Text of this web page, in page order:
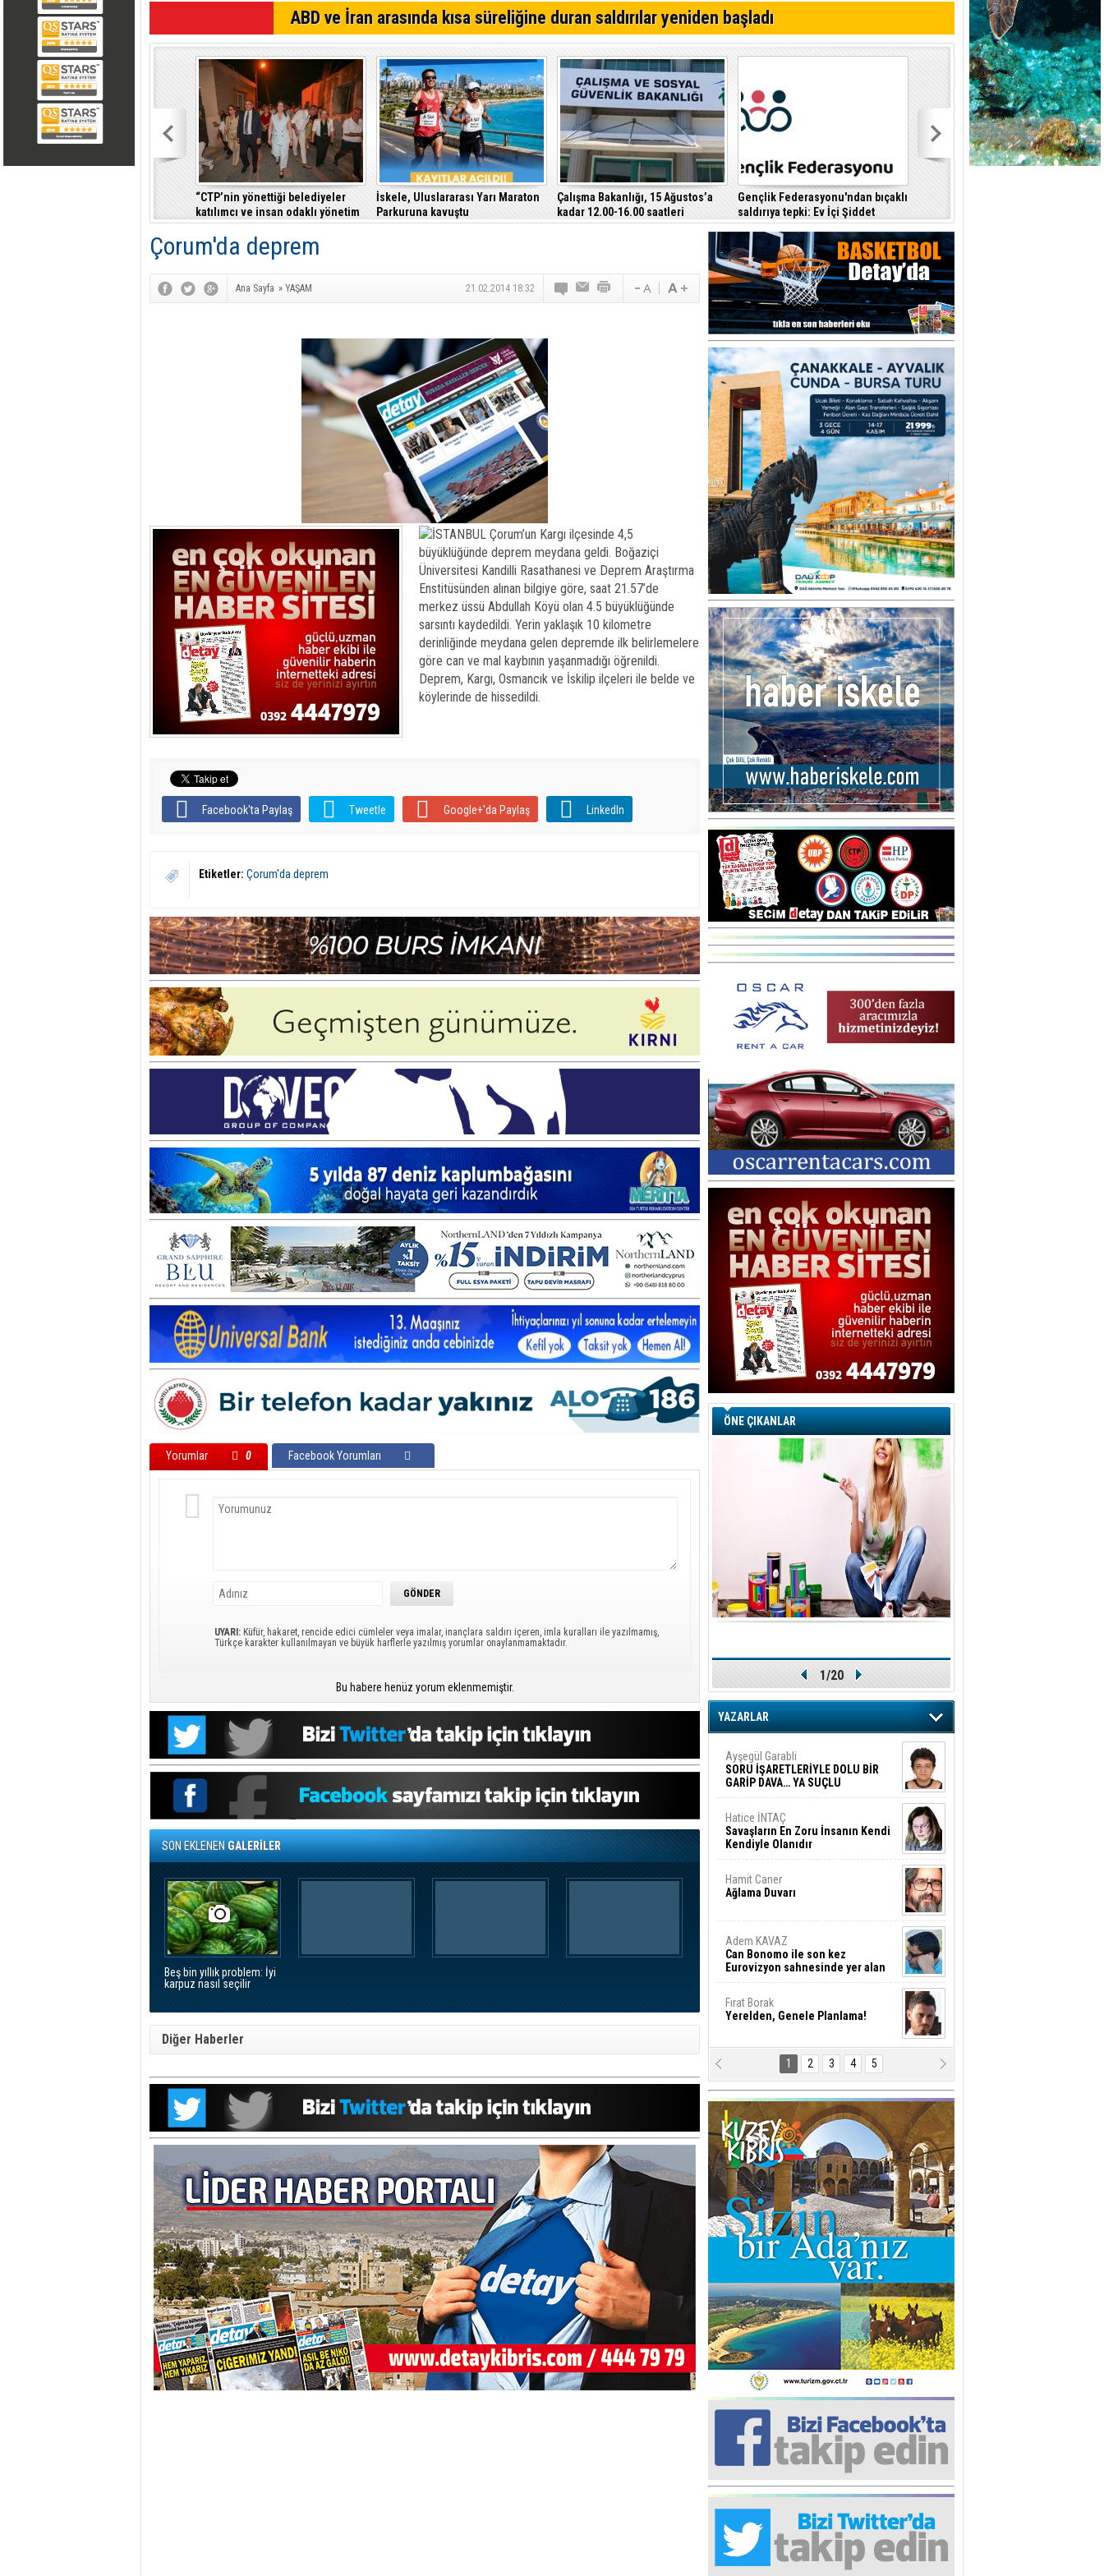
64. Geleneksel Mehmetçik Üzüm Festivali başladı
Özersay, DAÜ-SEN yetkilileriyle bir araya geldi
ABD ve İran arasında kısa süreliğine duran saldırılar yeniden başladı
“CTP’nin yönettiği belediyeler
katılımcı ve insan odaklı yönetim
anlayışıyla fark yaratıyor”
İskele, Uluslararası Yarı Maraton
Parkuruna kavuştu
Çalışma Bakanlığı, 15 Ağustos’a
kadar 12.00-16.00 saatleri
arasında güneş altında çalışmayı
Gençlik Federasyonu'ndan bıçaklı
saldırıya tepki: Ev İçi Şiddet
Yasası hayata geçirilmeli
Çorum'da deprem
Ana Sayfa » YAŞAM 21.02.2014 18:32
İSTANBUL Çorum’un Kargı ilçesinde 4,5
büyüklüğünde deprem meydana geldi. Boğaziçi
Üniversitesi Kandilli Rasathanesi ve Deprem Araştırma
Enstitüsünden alınan bilgiye göre, saat 21.57’de
merkez üssü Abdullah Köyü olan 4.5 büyüklüğünde
sarsıntı kaydedildi. Yerin yaklaşık 10 kilometre
derinliğinde meydana gelen depremde ilk belirlemelere
göre can ve mal kaybının yaşanmadığı öğrenildi.
Deprem, Kargı, Osmancık ve İskilip ilçeleri ile belde ve
köylerinde de hissedildi.
Facebook'ta Paylaş Tweetle Google+'da Paylaş LinkedIn
Etiketler: Çorum'da deprem
Yorumlar 0 Facebook Yorumları
UYARI: Küfür, hakaret, rencide edici cümleler veya imalar, inançlara saldırı içeren, imla kuralları ile yazılmamış,
Türkçe karakter kullanılmayan ve büyük harflerle yazılmış yorumlar onaylanmamaktadır.
Bu habere henüz yorum eklenmemiştir.
SON EKLENENGALERİLER
Beş bin yıllık problem: İyi
karpuz nasıl seçilir
Diğer Haberler
ÖNE ÇIKANLAR
1/20
YAZARLAR
Ayşegül Garabli
SORU İŞARETLERİYLE DOLU BİR
GARİP DAVA… YA SUÇLU
DEĞİLSE???
Hatice İNTAÇ
Savaşların En Zoru İnsanın Kendi
Kendiyle Olanıdır
Hamit Caner
Ağlama Duvarı
Adem KAVAZ
Can Bonomo ile son kez
Eurovizyon sahnesinde yer alan
Türkiye 10 yıl aradan sonra
Fırat Borak
Yerelden, Genele Planlama!
Erkut YILMABAŞAR
Bayrak tartışmaları ve ihalesiz
işler!
Arif Alasya
2015 SONRASI VE AKINCI.
Fatma Baysal
SURLAR İÇİ’NDE KOLAYDIR ÖLMEK
Ediz TUNCEL
Göz göre göre…
Taner ULUTAŞ
İnşallah St. Lois ile Hakkaido
Adası gibi olmayız !...
Ali KİŞMİR
FIRSAT VE KORKU
Turgut ÇALICI
İki Lakırdı da benden!
Yrd. Doç. Ercan HOŞKARA
Yatırım Yapmazsan Var Olamazsın:
Hedefteki Kurum Kıb-Tek
Rana Sarro
Başıma gelen skandal olayı
1 2 3 4 5